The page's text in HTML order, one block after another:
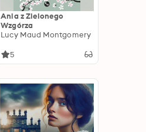
Ania z Zielonego
Wzgórza
Lucy Maud Montgomery
5